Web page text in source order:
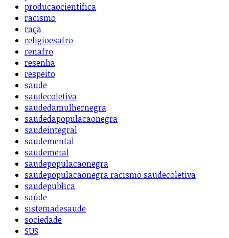
producaocientifica
racismo
raça
religioesafro
renafro
resenha
respeito
saude
saudecoletiva
saudedamulhernegra
saudedapopulacaonegra
saudeintegral
saudemental
saudemetal
saudepopulacaonegra
saudepopulacaonegra racismo saudecoletiva
saudepublica
saúde
sistemadesaude
sociedade
SUS